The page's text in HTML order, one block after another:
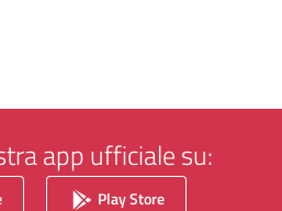
app ufficiale su:
Play Store